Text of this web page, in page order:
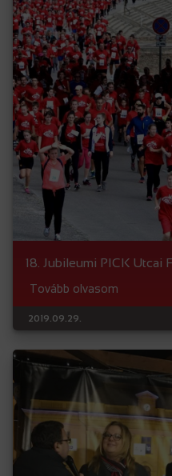
18. Jubileumi PICK Utcai
Tovább olvasom
2019.09.29.